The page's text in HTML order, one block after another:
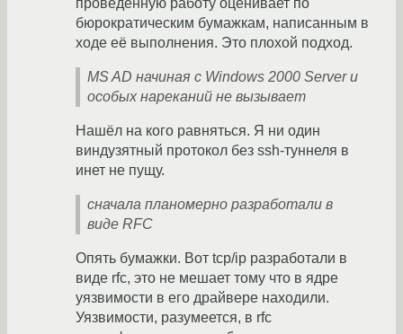
проведённую работу оценивает по
бюрократическим бумажкам, написанным в
ходе её выполнения. Это плохой подход.
MS AD начиная с Windows 2000 Server и
особых нареканий не вызывает
Нашёл на кого равняться. Я ни один
виндузятный протокол без ssh-туннеля в
инет не пущу.
сначала планомерно разработали в
виде RFC
Опять бумажки. Вот tcp/ip разработали в
виде rfc, это не мешает тому что в ядре
уязвимости в его драйвере находили.
Уязвимости, разумеется, в rfc